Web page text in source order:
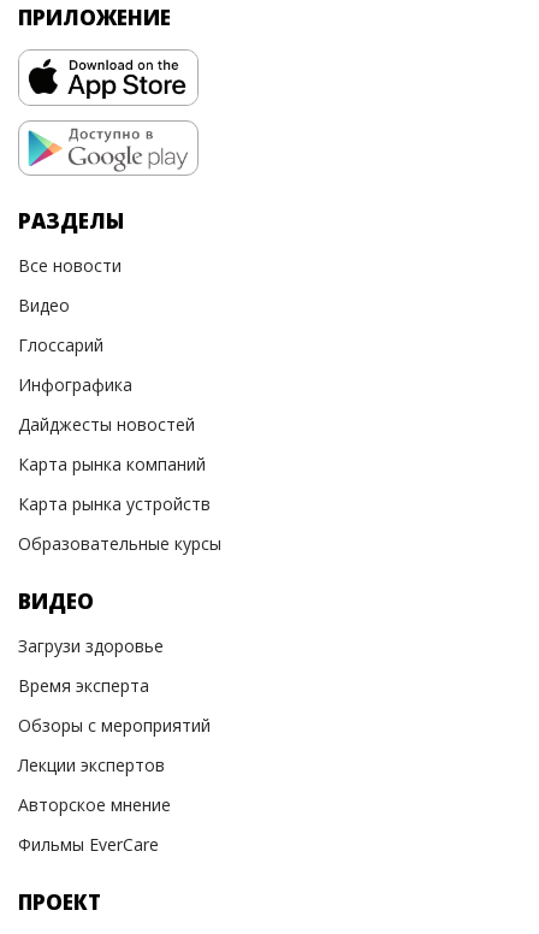
ПРИЛОЖЕНИЕ
РАЗДЕЛЫ
Все новости
Видео
Глоссарий
Инфографика
Дайджесты новостей
Карта рынка компаний
Карта рынка устройств
Образовательные курсы
ВИДЕО
Загрузи здоровье
Время эксперта
Обзоры с мероприятий
Лекции экспертов
Авторское мнение
Фильмы EverCare
ПРОЕКТ